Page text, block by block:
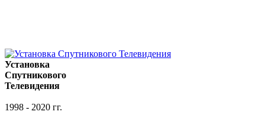
Установка
Спутникового
Телевидения
1998 - 2020 гг.